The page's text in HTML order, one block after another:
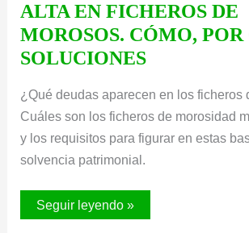
ALTA EN FICHEROS DE
MOROSOS. CÓMO, POR
SOLUCIONES
¿Qué deudas aparecen en los ficheros
Cuáles son los ficheros de morosidad
y los requisitos para figurar en estas
solvencia patrimonial.
ALTA
EN
Seguir leyendo »